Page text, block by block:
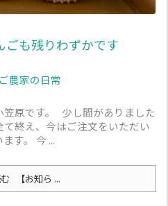
ごも残りわずかです
農家の日常
笠原です。 少し間がありました
終え、今はご注文をいただい
す。 今 ...
【お知ら ...